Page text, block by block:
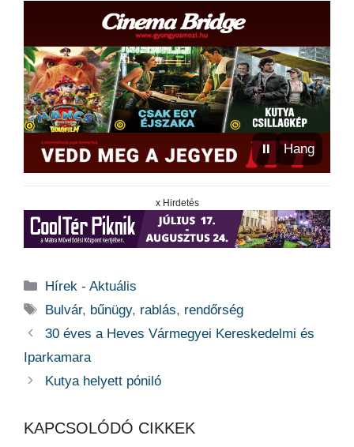
⏸ Hang
x Hirdetés
Kategória
Hírek - Aktuális
Címkék
Bulvár, bűnügy, rablás, rendőrség
30 éves a Heves Vármegyei Kereskedelmi és
Iparkamara
Kutya helyett póniló
KAPCSOLÓDÓ CIKKEK